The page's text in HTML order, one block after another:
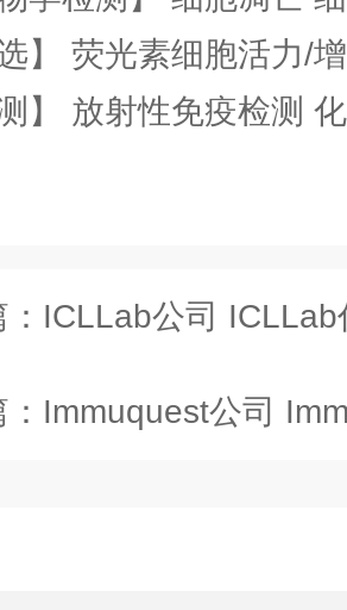
选】 荧光素细胞活力/
测】 放射性免疫检测
ICLLab公司 ICLLab
Immuquest公司